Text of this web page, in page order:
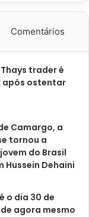
Comentários
trader é
após ostentar
Camargo, a
tornou a
do Brasil
Hussein Dehaini
o dia 30 de
agora mesmo